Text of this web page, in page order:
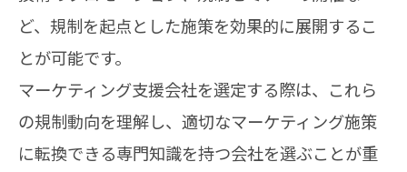
ど、規制を起点とした施策を効果的に展開するこ
とが可能です。
マーケティング支援会社を選定する際は、これら
の規制動向を理解し、適切なマーケティング施策
に転換できる専門知識を持つ会社を選ぶことが重